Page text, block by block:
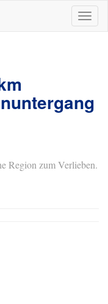
ein-/
Region zum Verlieben.